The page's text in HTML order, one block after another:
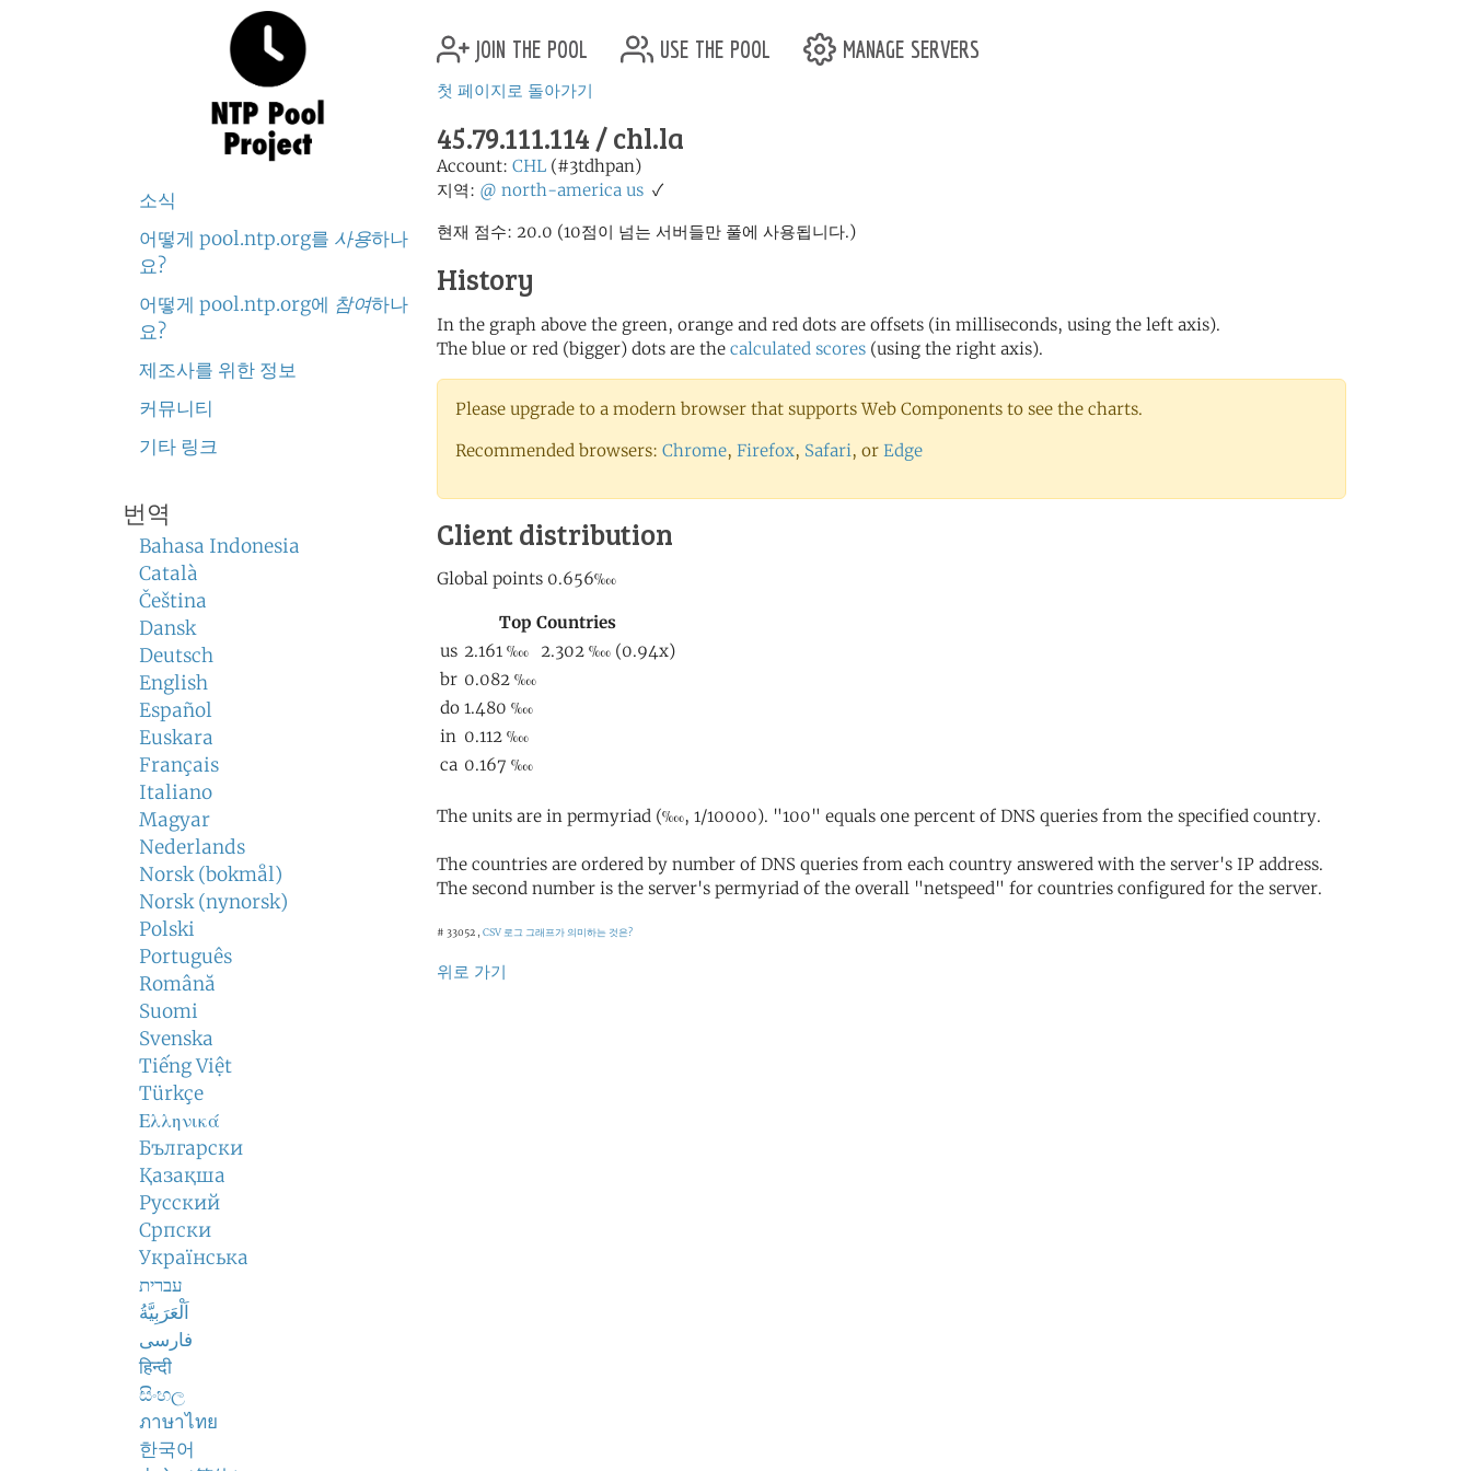
소식
어떻게 pool.ntp.org를 사용하나
요?
어떻게 pool.ntp.org에 참여하나
요?
제조사를 위한 정보
커뮤니티
기타 링크
번역
Bahasa Indonesia
Català
Čeština
Dansk
Deutsch
English
Español
Euskara
Français
Italiano
Magyar
Nederlands
Norsk (bokmål)
Norsk (nynorsk)
Polski
Português
Română
Suomi
Svenska
Tiếng Việt
Türkçe
Ελληνικά
Български
Қазақша
Русский
Српски
Українська
עברית
اَلْعَرَبِيَّةُ
فارسی
हिन्दी
සිංහල
ภาษาไทย
한국어
join the pool use the pool manage servers
첫 페이지로 돌아가기
45.79.111.114 / chl.la
Account: CHL (#3tdhpan)
지역: @ north-america us ✓
현재 점수: 20.0 (10점이 넘는 서버들만 풀에 사용됩니다.)
History
In the graph above the green, orange and red dots are offsets (in milliseconds, using the left axis).
The blue or red (bigger) dots are the calculated scores (using the right axis).
Please upgrade to a modern browser that supports Web Components to see the charts.
Recommended browsers: Chrome, Firefox, Safari, or Edge
Client distribution
The units are in permyriad (‱, 1/10000). "100" equals one percent of DNS queries from the specified country.
The countries are ordered by number of DNS queries from each country answered with the server's IP address.
The second number is the server's permyriad of the overall "netspeed" for countries configured for the server.
# 33052 , CSV 로그 그래프가 의미하는 것은?
위로 가기